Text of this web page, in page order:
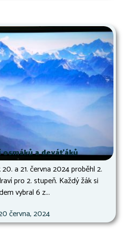
osmáků a deváťáků
a 21. června 2024 proběhl 2.
pro 2. stupeň. Každý žák si
vybral 6 z...
června, 2024